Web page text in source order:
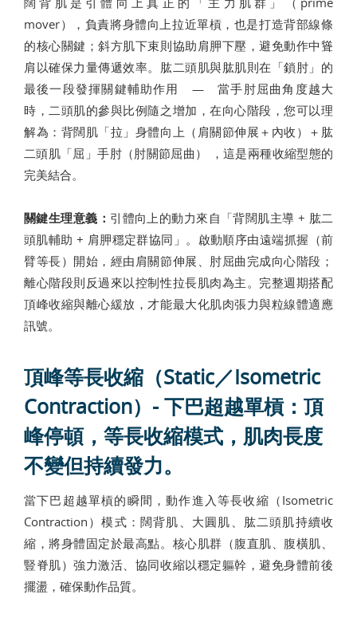
mover），負責將身體向上拉近單槓，也是打造背部線條
的核心關鍵；斜方肌下束則協助肩胛下壓，避免動作中聳
肩以確保力量傳遞效率。肱二頭肌與肱肌則在「鎖肘」的
最後一段發揮關鍵輔助作用 — 當手肘屈曲角度越大
時，二頭肌的參與比例隨之增加，在向心階段，您可以理
解為：背闊肌「拉」身體向上（肩關節伸展＋內收）＋肱
二頭肌「屈」手肘（肘關節屈曲） ，這是兩種收縮型態的
完美結合。
關鍵生理意義： 引體向上的動力來自「背闊肌主導 + 肱二
頭肌輔助 + 肩胛穩定群協同」。啟動順序由遠端抓握（前
臂等長）開始，經由肩關節伸展、肘屈曲完成向心階段；
離心階段則反過來以控制性拉長肌肉為主。完整週期搭配
頂峰收縮與離心緩放，才能最大化肌肉張力與粒線體適應
訊號。
頂峰等長收縮（Static／Isometric
Contraction）- 下巴超越單槓：頂
峰停頓，等長收縮模式，肌肉長度
不變但持續發力。
當下巴超越單槓的瞬間，動作進入等長收縮（Isometric
Contraction）模式：闊背肌、大圓肌、肱二頭肌持續收
縮，將身體固定於最高點。核心肌群（腹直肌、腹橫肌、
豎脊肌）強力激活、協同收縮以穩定軀幹，避免身體前後
擺盪，確保動作品質。